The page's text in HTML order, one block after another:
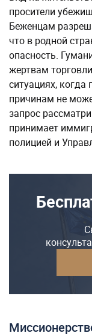
просители
Беженцам
что в родной
опасность.
жертвам
ситуациях,
причинам не
запрос
принимает
полицией и